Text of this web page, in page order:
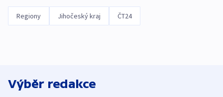
Regiony Jihočeský kraj ČT24
Výběr redakce